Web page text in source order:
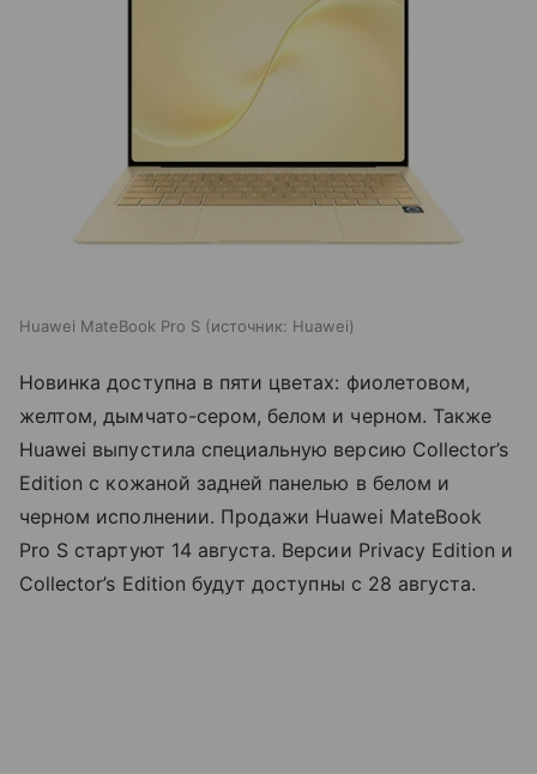
Huawei MateBook Pro S источник: Huawei
Новинка доступна в пяти цветах: фиолетовом,
желтом, дымчато-сером, белом и черном. Также
Huawei выпустила специальную версию Collector’s
Edition с кожаной задней панелью в белом и
черном исполнении. Продажи Huawei MateBook
Pro S стартуют 14 августа. Версии Privacy Edition и
Collector’s Edition будут доступны с 28 августа.